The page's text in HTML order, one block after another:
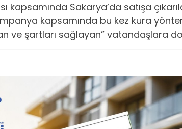
kapsamında Sakarya’da satışa
kapsamında bu kez kura
ve şartları sağlayan” vatandaşlara